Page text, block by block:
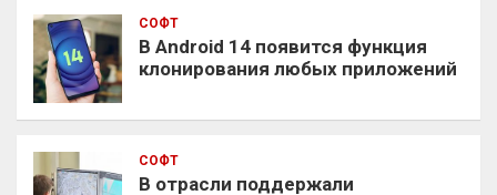
СОФТ
В Android 14 появится функция
клонирования любых приложений
СОФТ
В отрасли поддержали